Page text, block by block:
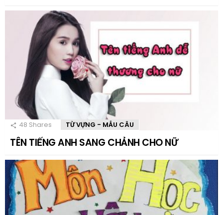
48 Shares TỪ VỰNG - MẪU CÂU
TÊN TIẾNG ANH SANG CHẢNH CHO NỮ